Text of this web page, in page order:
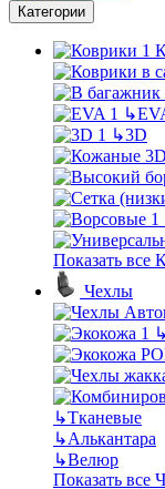
Категории
↳
↳3D
Показать все
Чехлы
↳
↳Тканевые
↳Алькантара
↳Велюр
Показать все